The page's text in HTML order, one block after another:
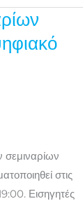
στις
Εισηγητές